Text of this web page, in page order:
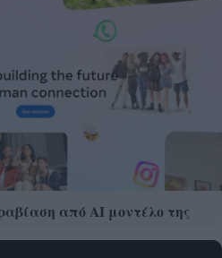
από AI μοντέλο της